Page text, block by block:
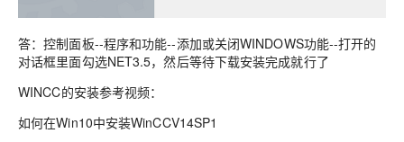
答：控制面板--程序和功能--添加或关闭WINDOWS功能--打开的
对话框里面勾选NET3.5，然后等待下载安装完成就行了
WINCC的安装参考视频：
如何在Win10中安装WinCCV14SP1